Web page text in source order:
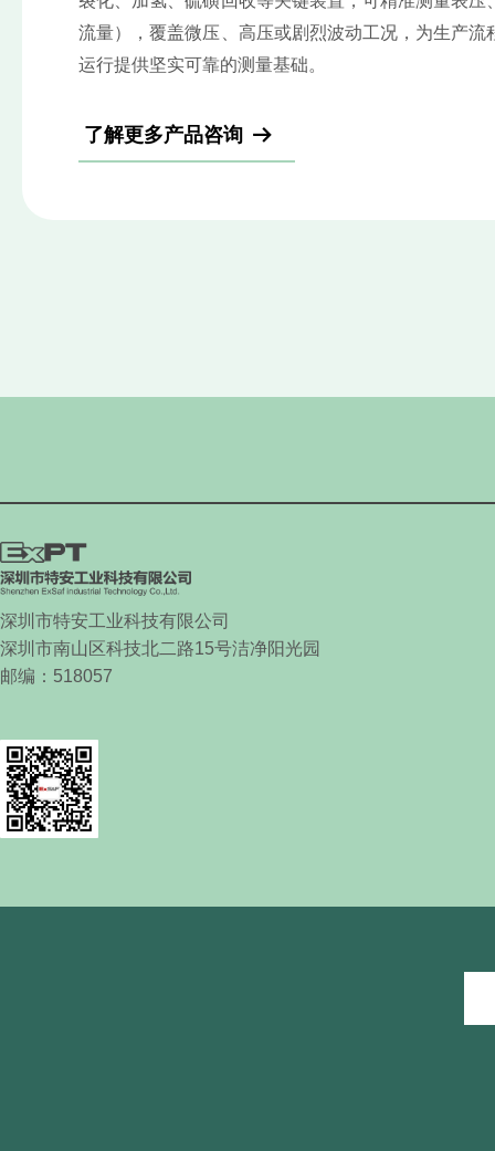
流量），覆盖微压、高压或剧烈波动工况，为生产流
运行提供坚实可靠的测量基础。
了解更多产品咨询 뀠
深圳市特安工业科技有限公司
深圳市南山区科技北二路15号洁净阳光园
邮编： 518057